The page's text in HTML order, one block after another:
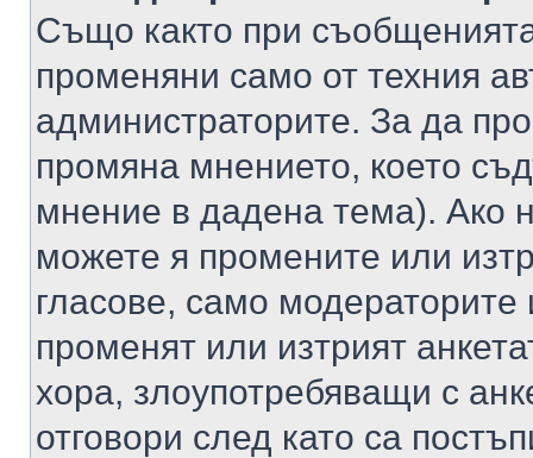
Също както при
променяни само от техния
администраторите. За да
промяна мнението, което
мнение в дадена тема). Ако
можете я промените или
гласове, само
променят или изтрият
хора, злоупотребяващи с
отговори след като са